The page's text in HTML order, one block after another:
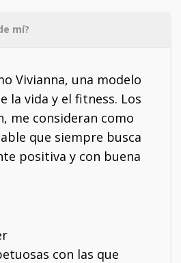
mí?
Vivianna, una modelo
la vida y el fitness. Los
me consideran como
que siempre busca
positiva y con buena
con las que